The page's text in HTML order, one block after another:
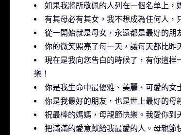
如果我將所敬佩的人列在一個名单上，
有其母必有其女。我不想成為任何人，
從一開始就是母女，永遠都是最好的朋
你的微笑照亮了每一天，讓每天都比昨
現在是我向您告白的時候了，有你這
樂！
你是我生命中最優雅、美麗、可愛的女
你是我最好的朋友，也是世上最好的母
祝最棒的媽媽，母親節快樂。我愛你到
把滿滿的愛意獻給我最愛的人。母親節